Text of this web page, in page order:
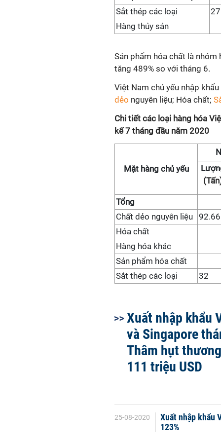
Sắt thép các loại
27
Hàng thủy sản
Sản phẩm hóa chất là
tăng 489% so với tháng 6.
Việt Nam chủ yếu nhập
dẻo nguyên liệu; Hóa chất;
Chi tiết các loại hàng hóa
kế 7 tháng đầu năm 2020
Mặt hàng chủ yếu
Tổng
Chất dẻo nguyên liệu
Hóa chất
Hàng hóa khác
Sản phẩm hóa chất
Sắt thép các loại
32
Xuất nhập khẩu
và Singapore
Thâm hụt
111 triệu USD
25-08-2020
Xuất nhập khẩu
123%